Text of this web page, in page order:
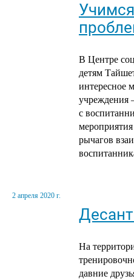
В Центре
детям
интересное
учреждения
с
рычагов
2 апреля 2020 г.
На
давние